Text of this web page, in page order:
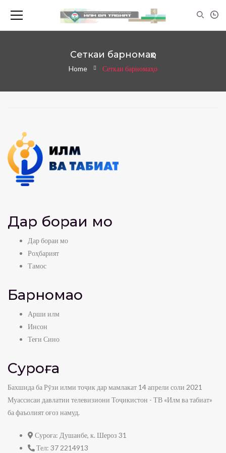
Сеткаи барномаҳо
Home Сеткаи барномаҳо
Дар бораи мо
Дар бораи мо
Роҳбарият
Тамос
Барномаҳо
Арши илм
Инсон
Теғи Сино
Суроға
Бахшида ба Рӯзи илми тоҷик дар мамлакат 14 апрели соли 2021
Муассисаи давлатии телевизиони Тоҷикистон - ТВ «Илм ва табиат»
ба фаъолият оғоз намуд.
Суроға: Душанбе, к. Шероз 31
Тел: 37 2214913